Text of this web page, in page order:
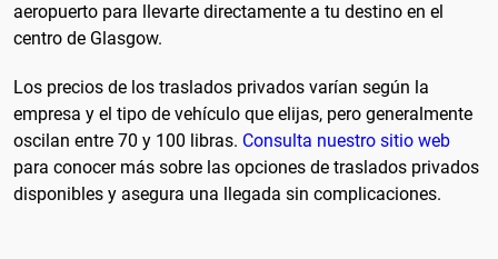
aeropuerto para llevarte directamente a tu destino en el
centro de Glasgow.
Los precios de los traslados privados varían según la
empresa y el tipo de vehículo que elijas, pero generalmente
oscilan entre 70 y 100 libras. Consulta nuestro sitio web
para conocer más sobre las opciones de traslados privados
disponibles y asegura una llegada sin complicaciones.